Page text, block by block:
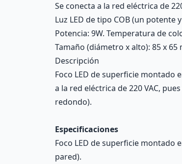
Se conecta a la red eléctrica de
Luz LED de tipo COB (un potente
Potencia: 9W. Temperatura de
Tamaño (diámetro x alto): 85 x
Descripción
Foco LED de superficie montado
a la red eléctrica de 220 VAC,
redondo).
Especificaciones
Foco LED de superficie montado
pared).